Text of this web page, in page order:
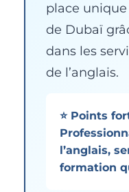
place unique
de Dubaï
dans les
de l’anglais.
⭐ Points
l’anglais,
formation